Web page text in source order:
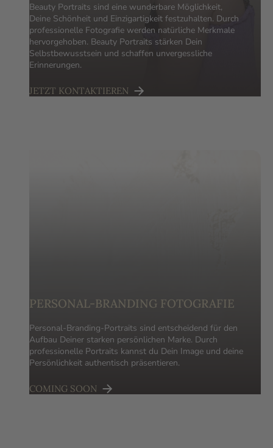
Beauty Portraits sind eine wunderbare Möglichkeit,
Deine Schönheit und Einzigartigkeit festzuhalten. Durch
professionelle Fotografie werden natürliche Merkmale
hervorgehoben. Beauty Portraits stärken Dein
Selbstbewusstsein und schaffen unvergessliche
Erinnerungen.
JETZT KONTAKTIEREN
PERSONAL-BRANDING FOTOGRAFIE
Personal-Branding-Portraits sind entscheidend für den
Aufbau Deiner starken persönlichen Marke. Durch
professionelle Portraits kannst du Dein Image und deine
Persönlichkeit authentisch präsentieren.
COMING SOON